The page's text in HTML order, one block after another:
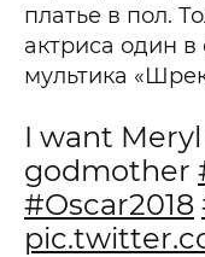
платье в пол.
актриса один
мультика
I want
godmother
#Oscar2018